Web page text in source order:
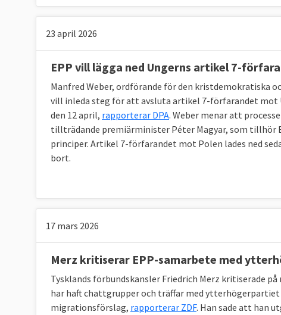
23 april 2026
EPP vill lägga ned Ungerns artikel 7-
Manfred Weber, ordförande för den kristdemokratiska
vill inleda steg för att avsluta artikel 7-förfarandet
den 12 april, rapporterar DPA. Weber menar att
tillträdande premiärminister Péter Magyar, som tillhör
principer. Artikel 7-förfarandet mot Polen lades ned
bort.
17 mars 2026
Merz kritiserar EPP-samarbete med
Tysklands förbundskansler Friedrich Merz kritiserade
har haft chattgrupper och träffar med
migrationsförslag, rapporterar ZDF. Han sade att han